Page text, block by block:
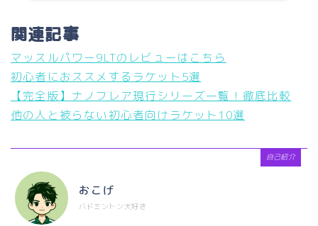
関連記事
マッスルパワー9LTのレビューはこちら
初心者におススメするラケット5選
【完全版】ナノフレア現行シリーズ一覧！徹底比較
他の人と被らない初心者向けラケット10選
自己紹介
おこげ
バドミントン大好き